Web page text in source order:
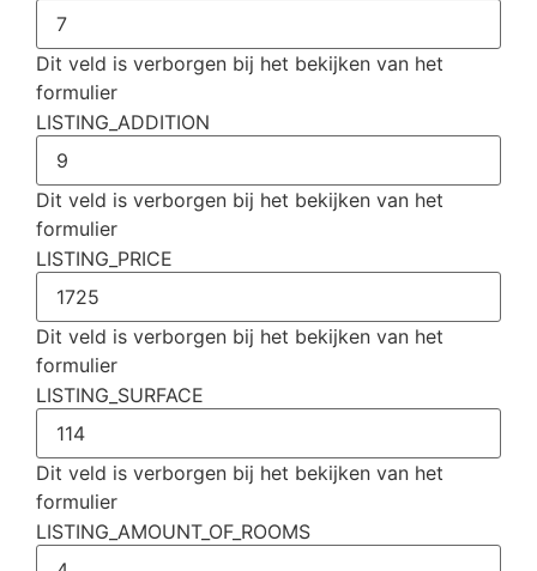
Dit veld is verborgen bij het bekijken van het
formulier
LISTING_ADDITION
Dit veld is verborgen bij het bekijken van het
formulier
LISTING_PRICE
Dit veld is verborgen bij het bekijken van het
formulier
LISTING_SURFACE
Dit veld is verborgen bij het bekijken van het
formulier
LISTING_AMOUNT_OF_ROOMS